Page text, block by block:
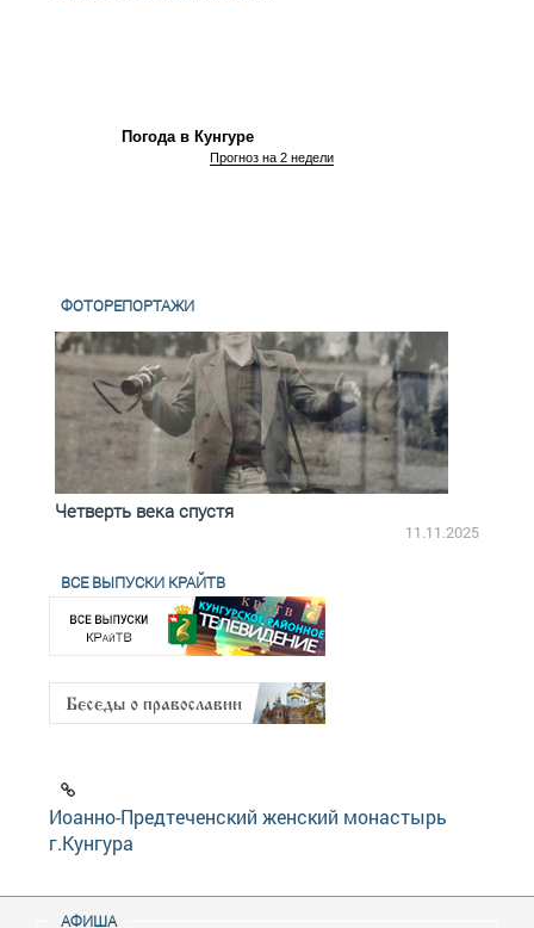
Погода в Кунгуре
Прогноз на 2 недели
ФОТОРЕПОРТАЖИ
Четверть века спустя
11.11.2025
ВСЕ ВЫПУСКИ КРАЙТВ
Иоанно-Предтеченский женский монастырь
г.Кунгура
АФИША